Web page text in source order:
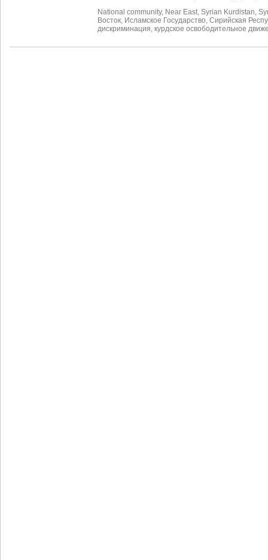
National community, Near East Syrian Kurdistan
Восток Исламское Государство Сирийская
дискриминация курдское освободительное